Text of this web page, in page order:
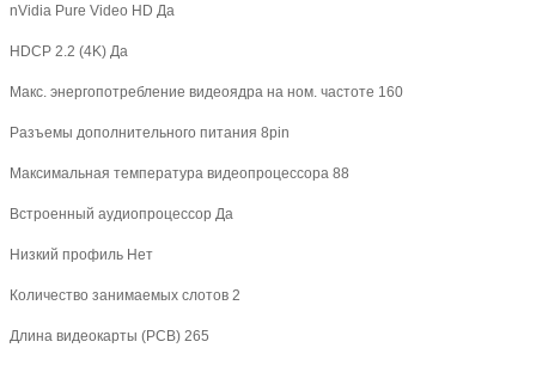
nVidia Pure Video HD Да
HDCP 2.2 (4K) Да
Макс. энергопотребление видеоядра на ном. частоте 160
Разъемы дополнительного питания 8pin
Максимальная температура видеопроцессора 88
Встроенный аудиопроцессор Да
Низкий профиль Нет
Количество занимаемых слотов 2
Длина видеокарты (PCB) 265